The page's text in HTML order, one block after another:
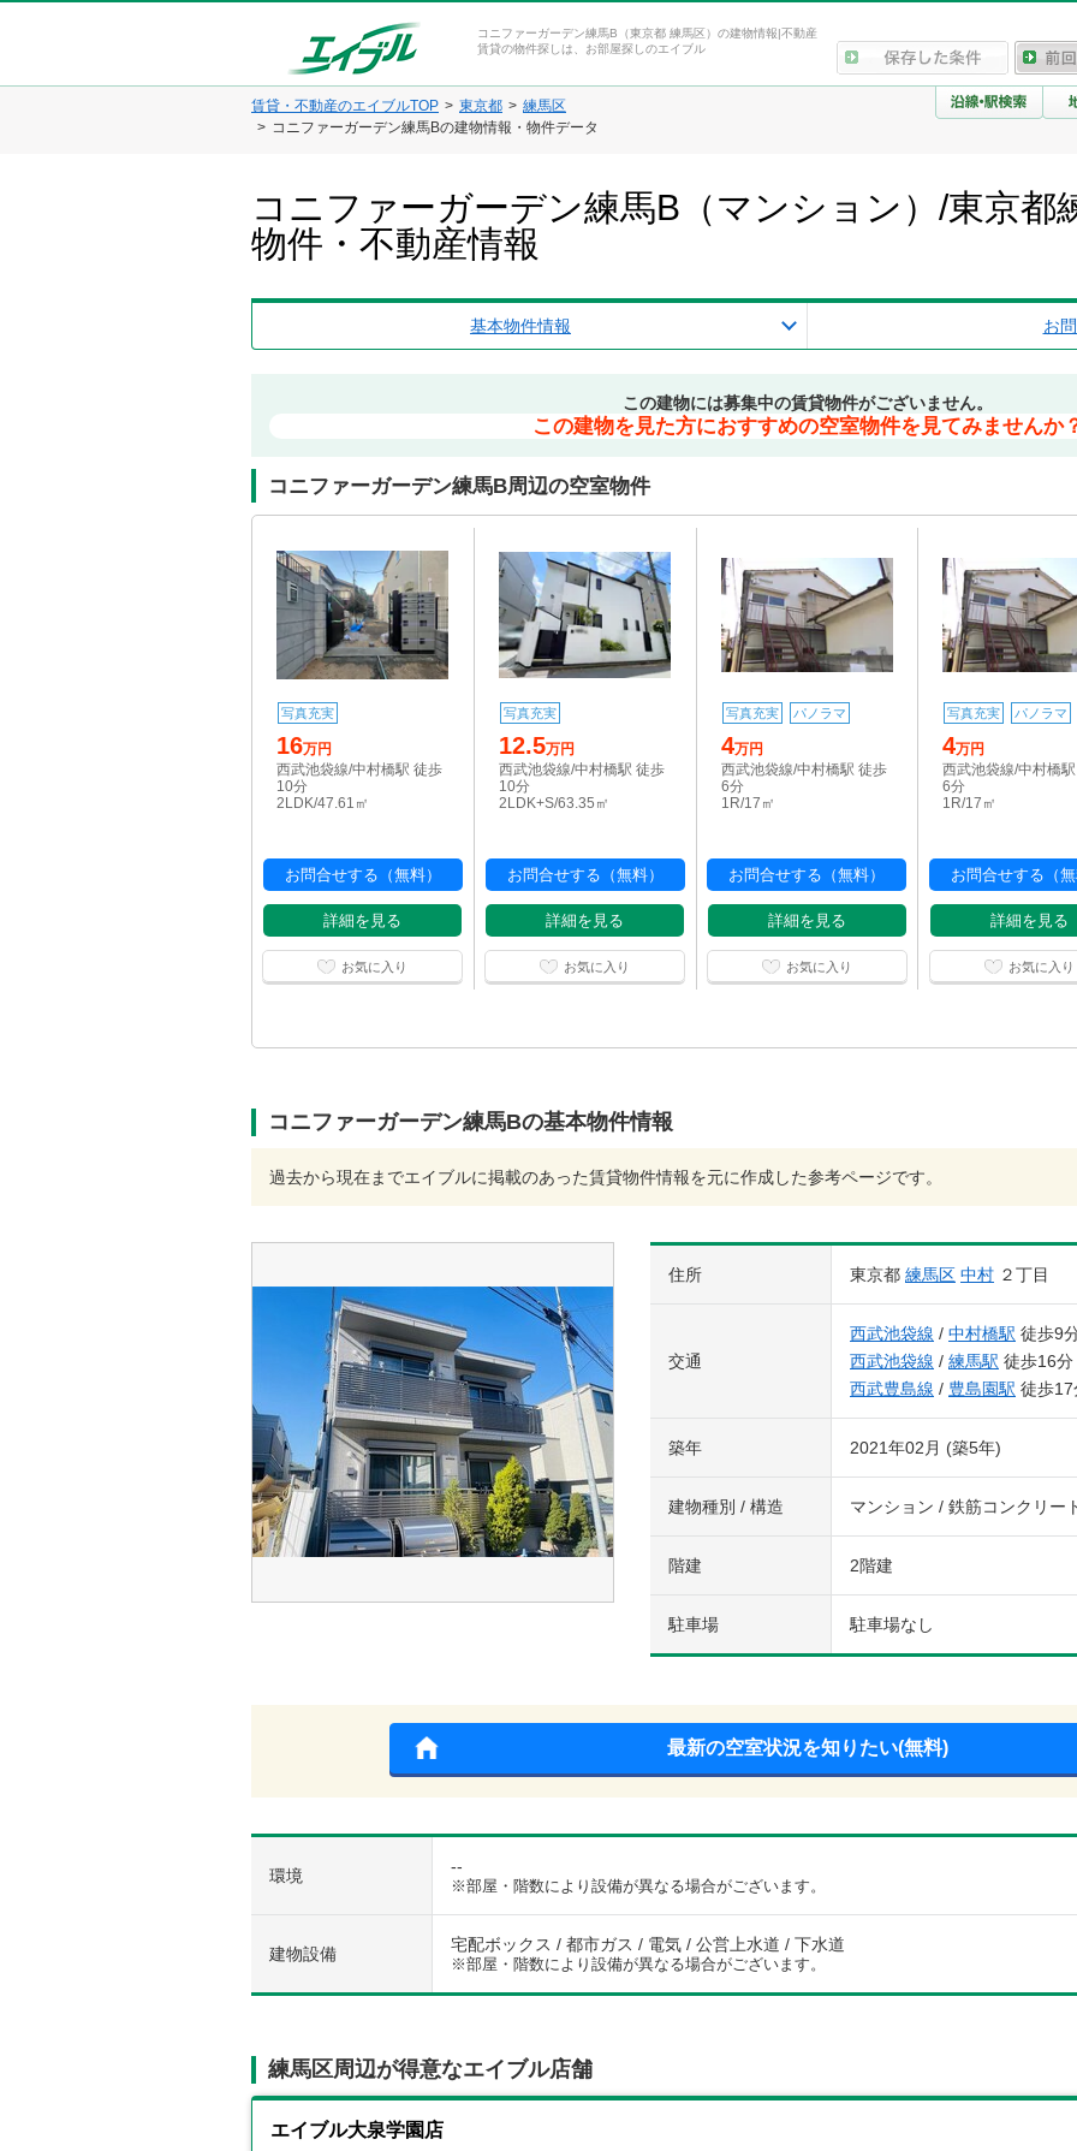
コニファーガーデン練馬B（東京都 練馬区）の建物情報|不動産
賃貸の物件探しは、お部屋探しのエイブル
賃貸・不動産のエイブルTOP 東京都
練馬区
コニファーガーデン練馬Bの建物情報・物件データ
コニファーガーデン練馬B（マンション）/東京都
物件・不動産情報
基本物件情報 お
この建物には募集中の賃貸物件がございません。
この建物を見た方におすすめの空室物件を見てみませんか
コニファーガーデン練馬B周辺の空室物件
写真充実
16万円
西武池袋線/中村橋駅 徒歩
10分
2LDK/47.61㎡
お問合せする（無料）
詳細を見る
お気に入り
写真充実
12.5万円
西武池袋線/中村橋駅 徒歩
10分
2LDK+S/63.35㎡
お問合せする（無料）
詳細を見る
お気に入り
写真充実 パノラマ
4万円
西武池袋線/中村橋駅 徒歩
6分
1R/17㎡
お問合せする（無料）
詳細を見る
お気に入り
写真充実 パノラマ
4万円
西武池袋線/中村橋
6分
1R/17㎡
お問合せする（無
詳細を見る
お気に入り
コニファーガーデン練馬Bの基本物件情報
過去から現在までエイブルに掲載のあった賃貸物件情報を元に作成した参考ページです。
住所 東京都 練馬区 中村 ２丁目
交通
西武池袋線 / 中村橋駅 徒歩9
西武池袋線 / 練馬駅 徒歩16分
西武豊島線 / 豊島園駅 徒歩17
築年 2021年02月 (築5年)
建物種別 / 構造 マンション / 鉄筋コンクリー
階建 2階建
駐車場 駐車場なし
最新の空室状況を知りたい(無料)
環境 --
※部屋・階数により設備が異なる場合がございます。
建物設備 宅配ボックス / 都市ガス / 電気 / 公営上水道 / 下水道
※部屋・階数により設備が異なる場合がございます。
練馬区周辺が得意なエイブル店舗
エイブル大泉学園店